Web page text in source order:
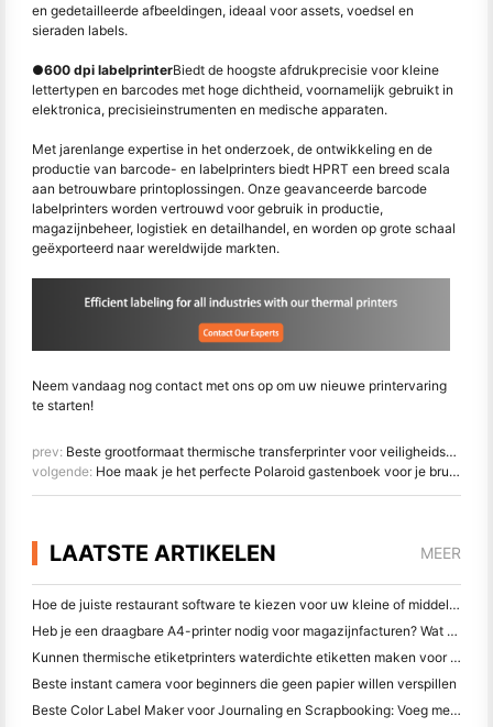
en gedetailleerde afbeeldingen, ideaal voor assets, voedsel en
sieraden labels.
●600 dpi labelprinterBiedt de hoogste afdrukprecisie voor kleine
lettertypen en barcodes met hoge dichtheid, voornamelijk gebruikt in
elektronica, precisieinstrumenten en medische apparaten.
Met jarenlange expertise in het onderzoek, de ontwikkeling en de
productie van barcode- en labelprinters biedt HPRT een breed scala
aan betrouwbare printoplossingen. Onze geavanceerde barcode
labelprinters worden vertrouwd voor gebruik in productie,
magazijnbeheer, logistiek en detailhandel, en worden op grote schaal
geëxporteerd naar wereldwijde markten.
Neem vandaag nog contact met ons op om uw nieuwe printervaring
te starten!
prev: Beste grootformaat thermische transferprinter voor veiligheidsborden en etiketten in de energieindustrie
volgende: Hoe maak je het perfecte Polaroid gastenboek voor je bruiloft
LAATSTE ARTIKELEN MEER
Hoe de juiste restaurant software te kiezen voor uw kleine of middelgrote restaurant
Heb je een draagbare A4-printer nodig voor magazijnfacturen? Wat werkelijk werkt
Kunnen thermische etiketprinters waterdichte etiketten maken voor kleine bedrijfsproducten?
Beste instant camera voor beginners die geen papier willen verspillen
Beste Color Label Maker voor Journaling en Scrapbooking: Voeg meer kleur toe aan elke pagina